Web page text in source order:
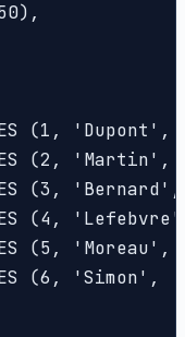
(1,
(2,
(3,
(4,
(5,
(6,